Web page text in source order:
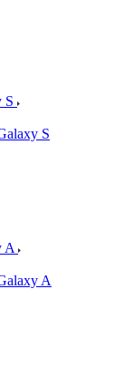
S
S
A
A